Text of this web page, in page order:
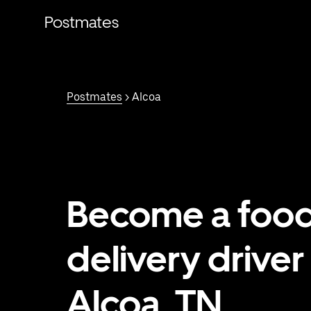
contenidoPostmates
Postmates > Alcoa
Become a
delivery driver